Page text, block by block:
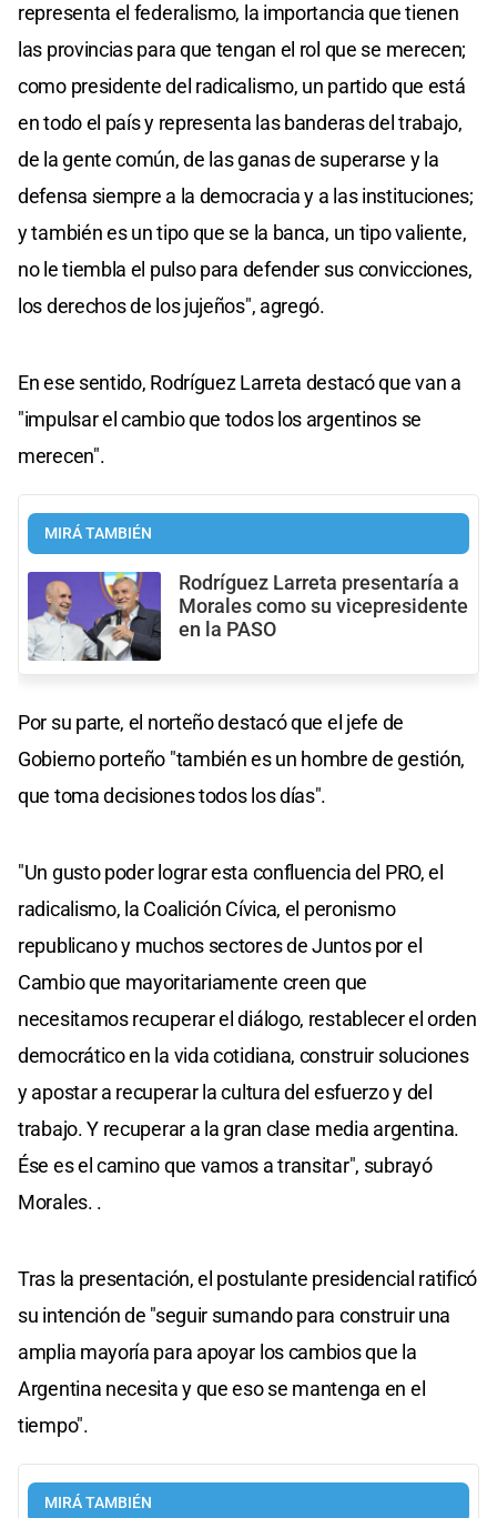
representa el federalismo, la importancia que tienen
las provincias para que tengan el rol que se merecen;
como presidente del radicalismo, un partido que está
en todo el país y representa las banderas del trabajo,
de la gente común, de las ganas de superarse y la
defensa siempre a la democracia y a las instituciones;
y también es un tipo que se la banca, un tipo valiente,
no le tiembla el pulso para defender sus convicciones,
los derechos de los jujeños", agregó.
En ese sentido, Rodríguez Larreta destacó que van a
"impulsar el cambio que todos los argentinos se
merecen".
MIRÁ TAMBIÉN
Rodríguez Larreta presentaría a
Morales como su vicepresidente
en la PASO
Por su parte, el norteño destacó que el jefe de
Gobierno porteño "también es un hombre de gestión,
que toma decisiones todos los días".
"Un gusto poder lograr esta confluencia del PRO, el
radicalismo, la Coalición Cívica, el peronismo
republicano y muchos sectores de Juntos por el
Cambio que mayoritariamente creen que
necesitamos recuperar el diálogo, restablecer el orden
democrático en la vida cotidiana, construir soluciones
y apostar a recuperar la cultura del esfuerzo y del
trabajo. Y recuperar a la gran clase media argentina.
Ése es el camino que vamos a transitar", subrayó
Morales. .
Tras la presentación, el postulante presidencial ratificó
su intención de "seguir sumando para construir una
amplia mayoría para apoyar los cambios que la
Argentina necesita y que eso se mantenga en el
tiempo".
MIRÁ TAMBIÉN